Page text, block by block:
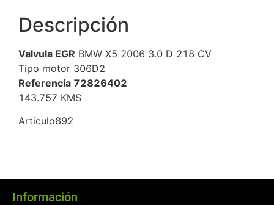
Descripción
Valvula EGR BMW X5 2006 3.0 D 218 CV
Tipo motor 306D2
Referencia 72826402
143.757 KMS
Articulo892
Información